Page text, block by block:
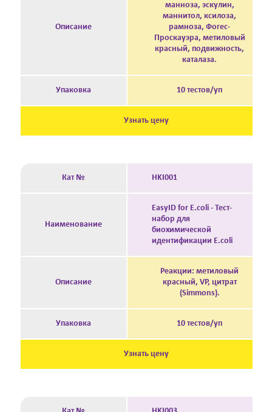
Описание
манноза, эскулин,
маннитол, ксилоза,
рамноза, Фогес-
Проскауэра, метиловый
красный, подвижность,
каталаза.
Упаковка 10 тестов/уп
Узнать цену
Кат № HKI001
Наименование
EasyID for E.coli - Тест-
набор для
биохимической
идентификации E.coli
Описание
Реакции: метиловый
красный, VP, цитрат
(Simmons).
Упаковка 10 тестов/уп
Узнать цену